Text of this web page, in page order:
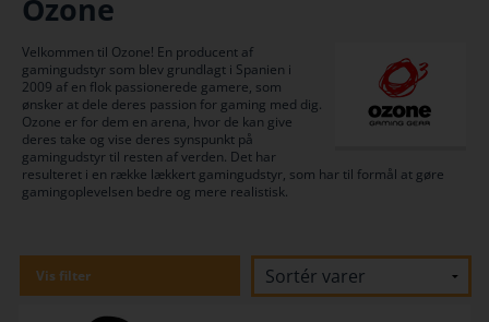
ringe
til os
på
telefon
98374333
(hverdage
kl. 10-
16)
Gratis fragt*
ved køb over 499,-
Ozone
Velkommen til Ozone! En producent af
gamingudstyr som blev grundlagt i Spanien i
2009 af en flok passionerede gamere, som
ønsker at dele deres passion for gaming med dig.
Ozone er for dem en arena, hvor de kan give
deres take og vise deres synspunkt på
gamingudstyr til resten af verden. Det har
resulteret i en række lækkert gamingudstyr, som har til formål at gøre
gamingoplevelsen bedre og mere realistisk.
Vis filter